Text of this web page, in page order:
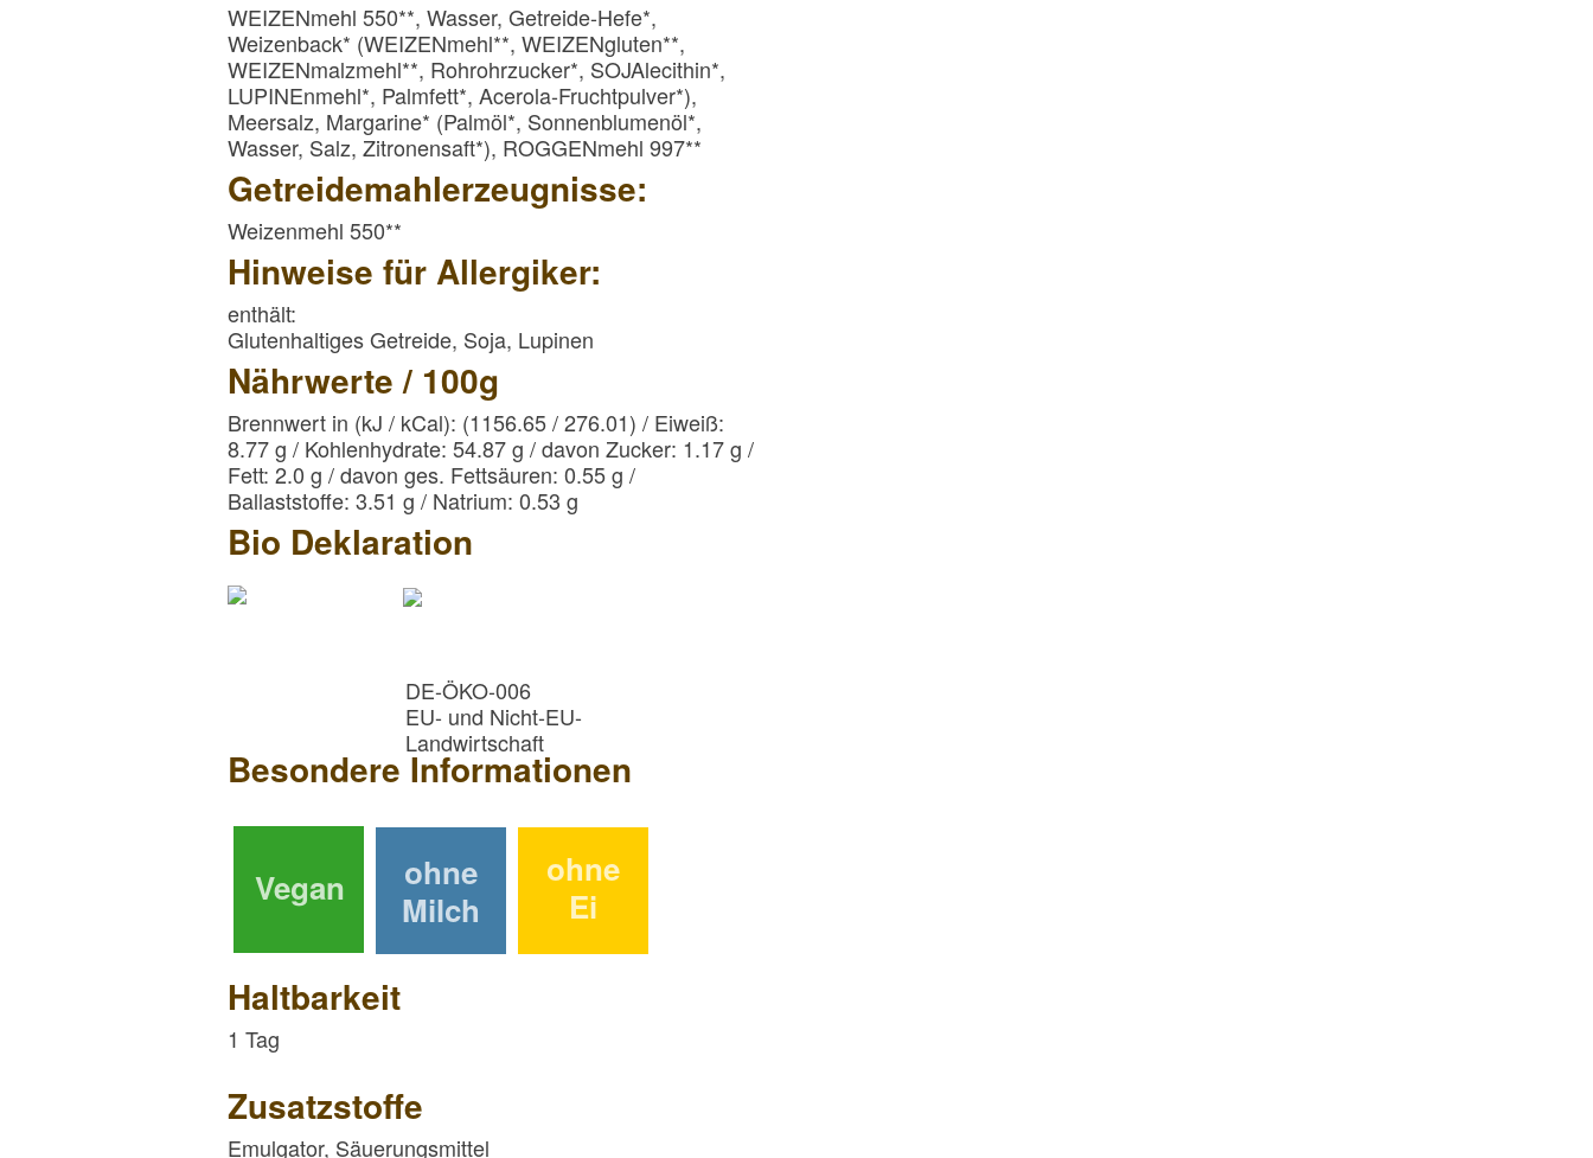
WEIZENmehl 550**, Wasser, Getreide-Hefe*,
Weizenback* (WEIZENmehl**, WEIZENgluten**,
WEIZENmalzmehl**, Rohrohrzucker*, SOJAlecithin*,
LUPINEnmehl*, Palmfett*, Acerola-Fruchtpulver*),
Meersalz, Margarine* (Palmöl*, Sonnenblumenöl*,
Wasser, Salz, Zitronensaft*), ROGGENmehl 997**
Getreidemahlerzeugnisse:
Weizenmehl 550**
Hinweise für Allergiker:
enthält:
Glutenhaltiges Getreide, Soja, Lupinen
Nährwerte / 100g
Brennwert in (kJ / kCal): (1156.65 / 276.01) / Eiweiß:
8.77 g / Kohlenhydrate: 54.87 g / davon Zucker: 1.17 g /
Fett: 2.0 g / davon ges. Fettsäuren: 0.55 g /
Ballaststoffe: 3.51 g / Natrium: 0.53 g
Bio Deklaration
Besondere Informationen
Haltbarkeit
1 Tag
Zusatzstoffe
Emulgator, Säuerungsmittel
DE-ÖKO-006
EU- und Nicht-EU-
Landwirtschaft
ohne
Ei
ohne
Milch
Vegan